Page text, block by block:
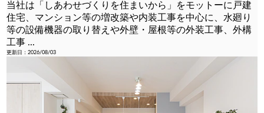
当社は「しあわせづくりを住まいから」をモットーに戸建
住宅、マンション等の増改築や内装工事を中心に、水廻り
等の設備機器の取り替えや外壁・屋根等の外装工事、外構
工事 ...
更新日：2026/08/03